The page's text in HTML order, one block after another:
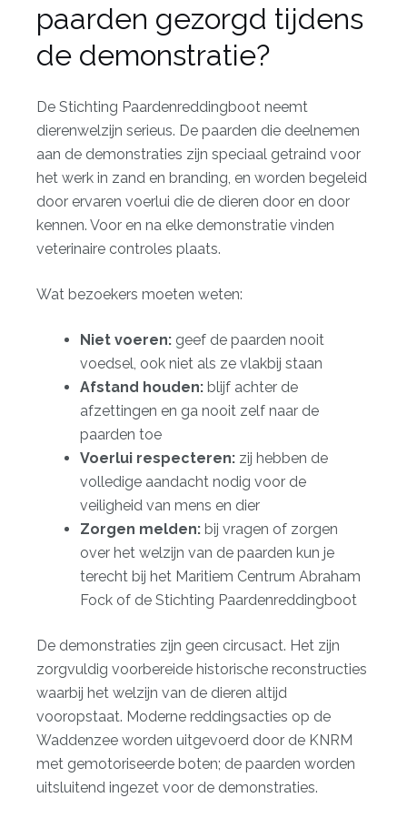
paarden gezorgd tijdens
de demonstratie?
De Stichting Paardenreddingboot neemt
dierenwelzijn serieus. De paarden die deelnemen
aan de demonstraties zijn speciaal getraind voor
het werk in zand en branding, en worden begeleid
door ervaren voerlui die de dieren door en door
kennen. Voor en na elke demonstratie vinden
veterinaire controles plaats.
Wat bezoekers moeten weten:
Niet voeren: geef de paarden nooit
voedsel, ook niet als ze vlakbij staan
Afstand houden: blijf achter de
afzettingen en ga nooit zelf naar de
paarden toe
Voerlui respecteren: zij hebben de
volledige aandacht nodig voor de
veiligheid van mens en dier
Zorgen melden: bij vragen of zorgen
over het welzijn van de paarden kun je
terecht bij het Maritiem Centrum Abraham
Fock of de Stichting Paardenreddingboot
De demonstraties zijn geen circusact. Het zijn
zorgvuldig voorbereide historische reconstructies
waarbij het welzijn van de dieren altijd
vooropstaat. Moderne reddingsacties op de
Waddenzee worden uitgevoerd door de KNRM
met gemotoriseerde boten; de paarden worden
uitsluitend ingezet voor de demonstraties.